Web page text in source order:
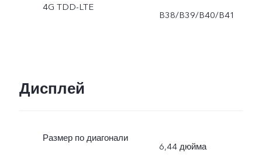
4G TDD-LTE
B38/B39/B40/B41
Дисплей
Размер по диагонали
6,44 дюйма